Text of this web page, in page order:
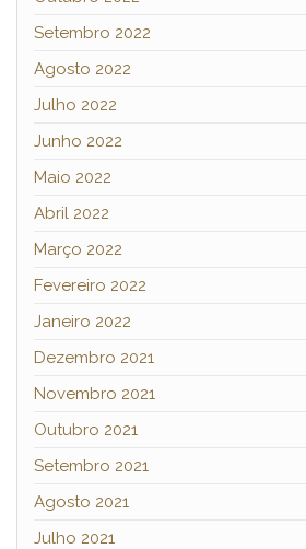
Setembro 2022
Agosto 2022
Julho 2022
Junho 2022
Maio 2022
Abril 2022
Março 2022
Fevereiro 2022
Janeiro 2022
Dezembro 2021
Novembro 2021
Outubro 2021
Setembro 2021
Agosto 2021
Julho 2021